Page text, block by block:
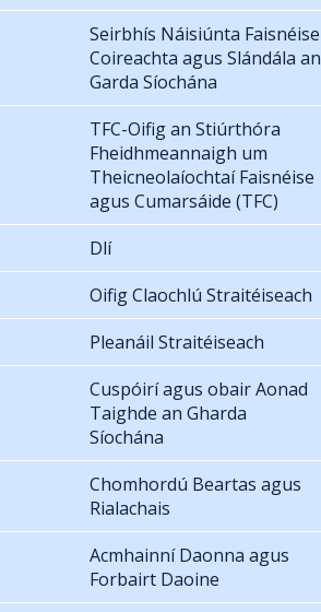
Seirbhís Náisiúnta Faisnéise
Coireachta agus Slándála an
Garda Síochána
TFC-Oifig an Stiúrthóra
Fheidhmeannaigh um
Theicneolaíochtaí Faisnéise
agus Cumarsáide (TFC)
Dlí
Oifig Claochlú Straitéiseach
Pleanáil Straitéiseach
Cuspóirí agus obair Aonad
Taighde an Gharda
Síochána
Chomhordú Beartas agus
Rialachais
Acmhainní Daonna agus
Forbairt Daoine